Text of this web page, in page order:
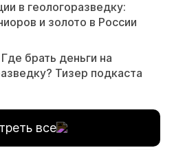
в геологоразведку:
и золото в России
брать деньги на
Тизер подкаста
все